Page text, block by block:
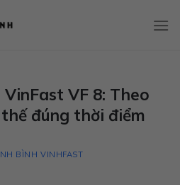
VF 8: Theo
đúng thời điểm
BÌNH VINHFAST